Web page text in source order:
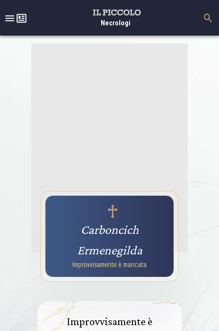
Necrologi
Carboncich
Ermenegilda
Improvvisamente è mancata
Improvvisamente è